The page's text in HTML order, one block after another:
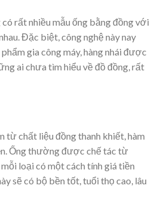
rất nhiều mẫu ống bằng đồng với
Đặc biệt, công nghệ này nay
gia công máy, hàng nhái được
ai chưa tìm hiểu về đồ đồng, rất
từ chất liệu đồng thanh khiết, hàm
Ống thường được chế tác từ
loại có một cách tính giá tiền
sẽ có bộ bền tốt, tuổi thọ cao, lâu